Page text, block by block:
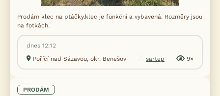
Prodám klec na ptáčky.klec je funkční a vybavená. Rozměry jsou
na fotkách.
dnes 12:12
Poříčí nad Sázavou, okr. Benešov
sartep 9×
PRODÁM